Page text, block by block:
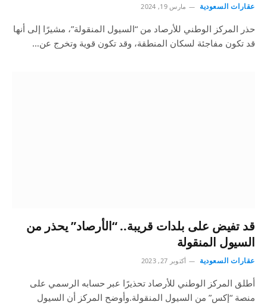
عقارات السعودية مارس 19, 2024
حذر المركز الوطني للأرصاد من “السيول المنقولة”، مشيرًا إلى أنها
قد تكون مفاجئة لسكان المنطقة، وقد تكون قوية وتخرج عن…
قد تفيض على بلدات قريبة.. “الأرصاد” يحذر من
السيول المنقولة
عقارات السعودية أكتوبر 27, 2023
أطلق المركز الوطني للأرصاد تحذيرًا عبر حسابه الرسمي على
منصة “إكس” من السيول المنقولة.وأوضح المركز أن السيول